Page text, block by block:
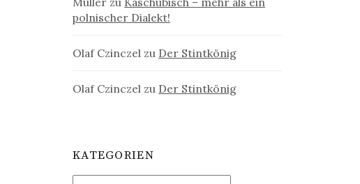
polnischer Dialekt!
Olaf Czinczel zu Der Stintkönig
Olaf Czinczel zu Der Stintkönig
KATEGORIEN